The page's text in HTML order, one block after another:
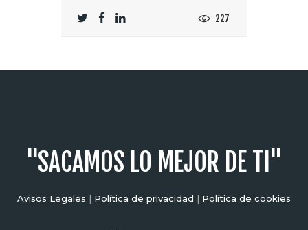
227
"SACAMOS LO MEJOR DE TI"
Avisos Legales | Política de privacidad | Política de cookies